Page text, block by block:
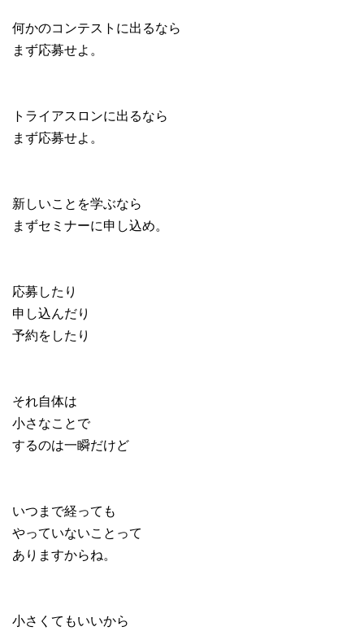
何かのコンテストに出るなら
まず応募せよ。
トライアスロンに出るなら
まず応募せよ。
新しいことを学ぶなら
まずセミナーに申し込め。
応募したり
申し込んだり
予約をしたり
それ自体は
小さなことで
するのは一瞬だけど
いつまで経っても
やっていないことって
ありますからね。
小さくてもいいから